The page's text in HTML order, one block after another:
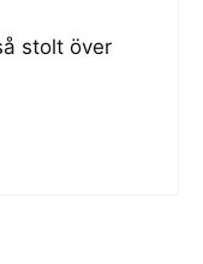
stolt över